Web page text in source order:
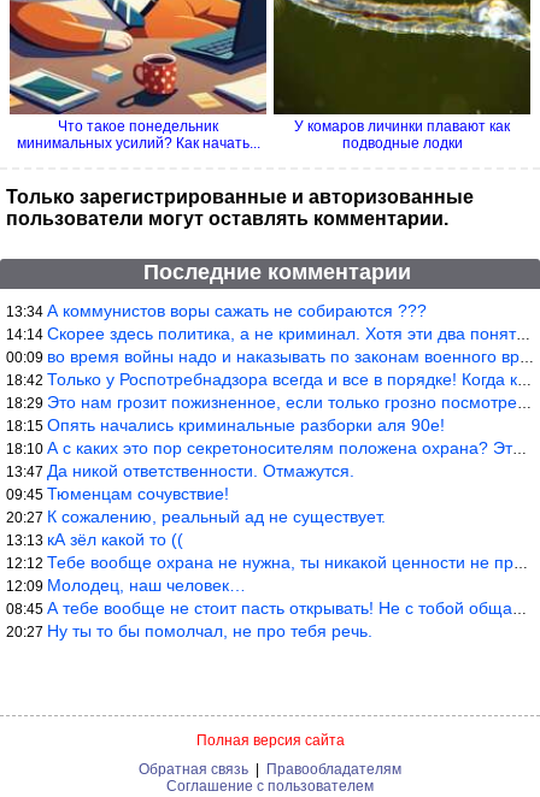
Что такое понедельник
минимальных усилий? Как начать...
У комаров личинки плавают как
подводные лодки
Только зарегистрированные и авторизованные
пользователи могут оставлять комментарии.
Последние комментарии
13:34 А коммунистов воры сажать не собираются ???
14:14 Скорее здесь политика, а не криминал. Хотя эти два понятия начин
00:09 во время войны надо и наказывать по законам военного времени, а
18:42 Только у Роспотребнадзора всегда и все в порядке! Когда касается
18:29 Это нам грозит пожизненное, если только грозно посмотреть в их с
18:15 Опять начались криминальные разборки аля 90е!
18:10 А с каких это пор секретоносителям положена охрана? Это его зада
13:47 Да никой ответственности. Отмажутся.
09:45 Тюменцам сочувствие!
20:27 К сожалению, реальный ад не существует.
13:13 кА зёл какой то ((
12:12 Тебе вообще охрана не нужна, ты никакой ценности не представляеш
12:09 Молодец, наш человек…
08:45 А тебе вообще не стоит пасть открывать! Не с тобой общаются!
20:27 Ну ты то бы помолчал, не про тебя речь.
Полная версия сайта
Обратная связь
Правообладателям
Соглашение с пользователем